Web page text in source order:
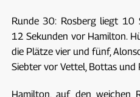
Runde 30: Rosberg liegt 10
12 Sekunden vor Hamilton.
die Plätze vier und fünf,
Siebter vor Vettel, Bottas und
Hamilton, auf den weichen